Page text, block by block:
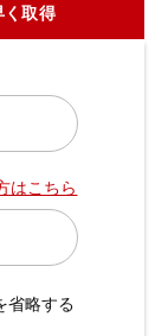
く取得
はこちら
省略する